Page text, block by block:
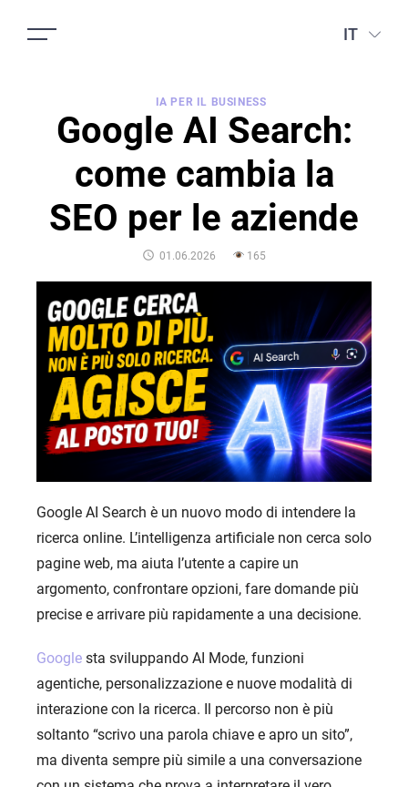
IT
IA PER IL BUSINESS
Google AI Search:
come cambia la
SEO per le aziende
POSTED
01.06.2026 165
Google AI Search è un nuovo modo di intendere la
ricerca online. L’intelligenza artificiale non cerca solo
pagine web, ma aiuta l’utente a capire un
argomento, confrontare opzioni, fare domande più
precise e arrivare più rapidamente a una decisione.
Google sta sviluppando AI Mode, funzioni
agentiche, personalizzazione e nuove modalità di
interazione con la ricerca. Il percorso non è più
soltanto “scrivo una parola chiave e apro un sito”,
ma diventa sempre più simile a una conversazione